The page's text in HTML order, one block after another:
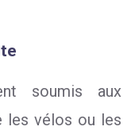
soumis aux
les vélos ou les